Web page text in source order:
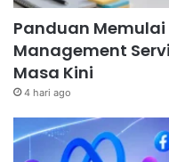
Panduan Memulai
Management
Masa Kini
4 hari ago